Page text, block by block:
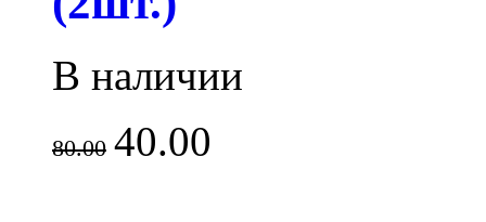
В наличии
80.00 40.00